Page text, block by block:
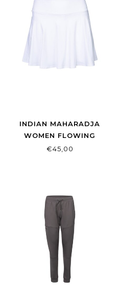
INDIAN MAHARADJA
WOMEN FLOWING
SKIRT WHITE
€45,00